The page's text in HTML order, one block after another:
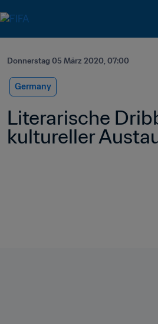
Donnerstag 05 März 2020, 07:00
Germany
Literarische
kultureller